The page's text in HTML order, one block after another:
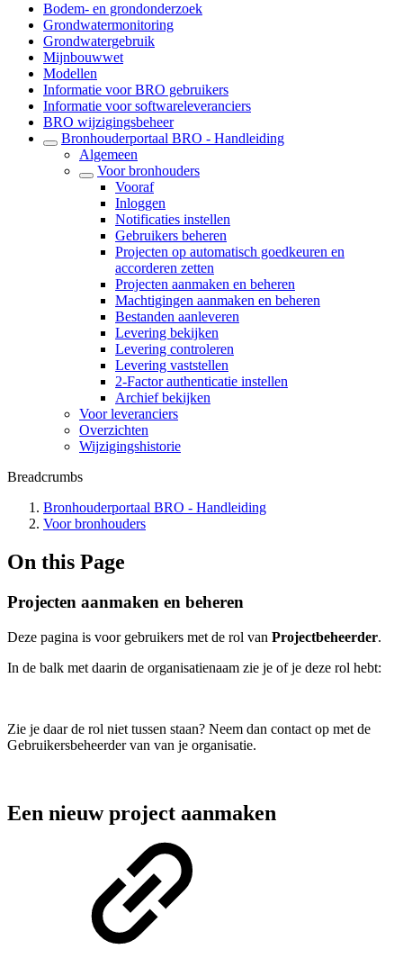
Bodem- en grondonderzoek
Grondwatermonitoring
Grondwatergebruik
Mijnbouwwet
Modellen
Informatie voor BRO gebruikers
Informatie voor softwareleveranciers
BRO wijzigingsbeheer
Bronhouderportaal BRO - Handleiding
Algemeen
Voor bronhouders
Vooraf
Inloggen
Notificaties instellen
Gebruikers beheren
Projecten op automatisch goedkeuren en
accorderen zetten
Projecten aanmaken en beheren
Machtigingen aanmaken en beheren
Bestanden aanleveren
Levering bekijken
Levering controleren
Levering vaststellen
2-Factor authenticatie instellen
Archief bekijken
Voor leveranciers
Overzichten
Wijzigingshistorie
Breadcrumbs
Bronhouderportaal BRO - Handleiding
Voor bronhouders
On this Page
Projecten aanmaken en beheren
Deze pagina is voor gebruikers met de rol van Projectbeheerder.
In de balk met daarin de organisatienaam zie je of je deze rol hebt:
Zie je daar de rol niet tussen staan? Neem dan contact op met de
Gebruikersbeheerder van van je organisatie.
Een nieuw project aanmaken